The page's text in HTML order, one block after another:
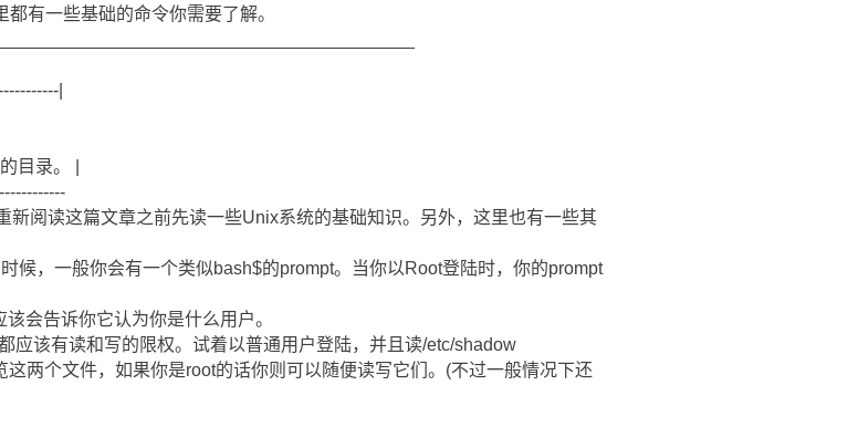
有一些基础的命令你需要了解。
|
目录。 |
新阅读这篇文章之前先读一些Unix系统的基础知识。另外，这里也有一些其
候，一般你会有一个类似bash$的prompt。当你以Root登陆时，你的prompt
会告诉你它认为你是什么用户。
应该有读和写的限权。试着以普通用户登陆，并且读/etc/shadow
两个文件，如果你是root的话你则可以随便读写它们。(不过一般情况下还